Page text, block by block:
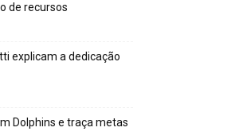
de recursos
explicam a dedicação
Dolphins e traça metas